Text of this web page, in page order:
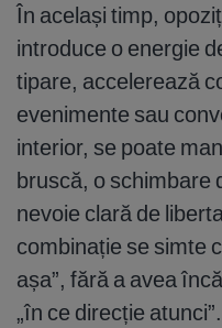
În același timp,
introduce o energie
tipare, accelerează
evenimente sau
interior, se poate
bruscă, o schimbare
nevoie clară de
combinație se simte
așa”, fără a avea
„în ce direcție atunci”.